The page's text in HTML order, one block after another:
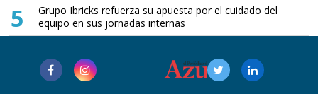
5
Grupo Ibricks refuerza su apuesta por el cuidado del
equipo en sus jornadas internas